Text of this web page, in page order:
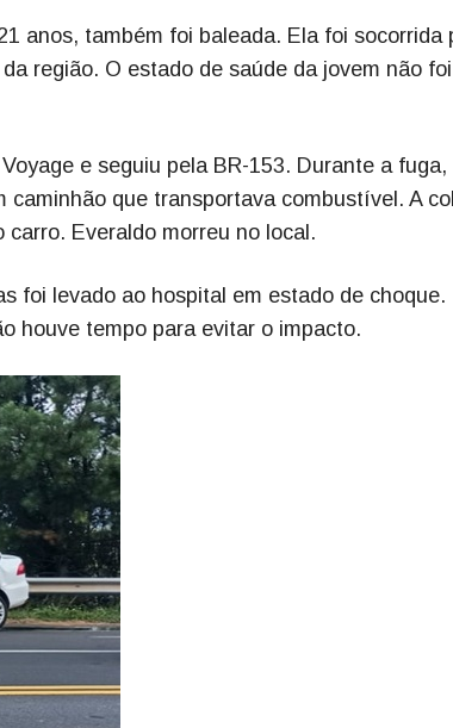
anos, também foi baleada. Ela foi socorrida
região. O estado de saúde da jovem não foi
e seguiu pela BR-153. Durante a fuga,
que transportava combustível. A
Everaldo morreu no local.
foi levado ao hospital em estado de choque.
houve tempo para evitar o impacto.